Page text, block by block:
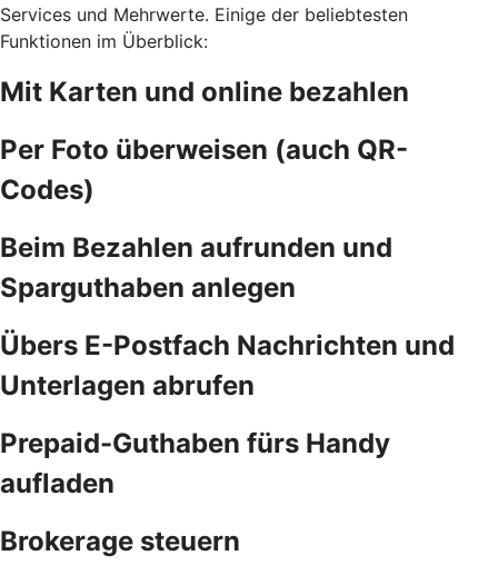
Services und Mehrwerte. Einige der beliebtesten
Funktionen im Überblick:
Mit Karten und online bezahlen
Per Foto überweisen (auch QR-
Codes)
Beim Bezahlen aufrunden und
Sparguthaben anlegen
Übers E-Postfach Nachrichten und
Unterlagen abrufen
Prepaid-Guthaben fürs Handy
aufladen
Brokerage steuern